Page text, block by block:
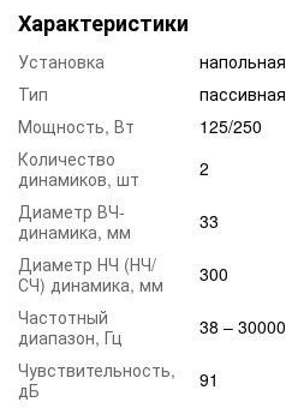
Назначение
Установка
Тип
Кол-во каналов
Количество динамиков
Количество полос
Чувствительность
Импеданс
Фронт
Максимальная
мощность усилителя
Характеристики
Установка
напольная
Тип
пассивная
Мощность, Вт
125/250
Количество
динамиков, шт
2
Диаметр ВЧ-
динамика, мм
33
Диаметр НЧ (НЧ/
СЧ) динамика, мм
300
Частотный
диапазон, Гц
38 – 30000
Чувствительность,
дБ
91